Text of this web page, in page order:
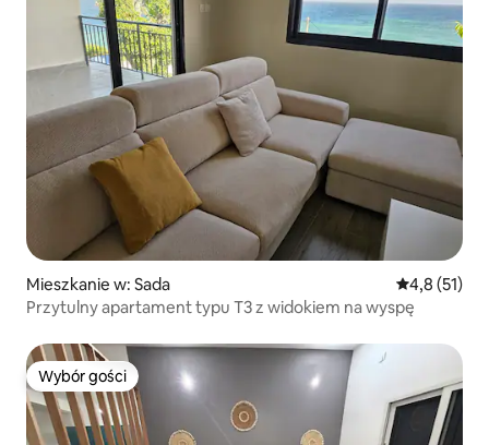
Mieszkanie w: Sada Średnia
4,8 (51)
Przytulny apartament typu T3 z widokiem na wyspę
Wybór gości
Wybór gości